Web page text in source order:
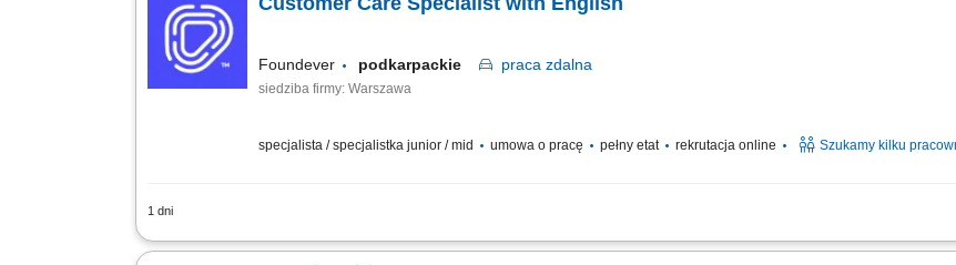
Foundever podkarpackie praca zdalna
siedziba firmy: Warszawa
specjalista / specjalistka junior / mid umowa o pracę pełny etat rekrutacja online Szukamy kilku
1 dni
Location: Gdańsk or Warsaw, Poland Contract type: Fixed-term contract (3 months) Work model: On-site training